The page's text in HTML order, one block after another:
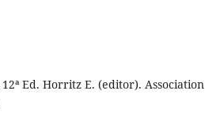
Ed. Horritz E. (editor). Association